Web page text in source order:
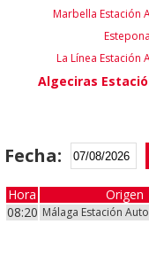
Marbella Estación
La Línea Estación
Algeciras
Fecha:
Hora Origen
08:20 Málaga Estación
Hora Desde
08:20 Málaga Estación